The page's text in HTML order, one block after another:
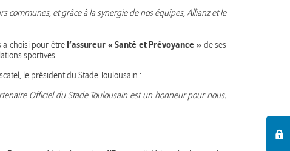
communes, et grâce à la synergie de nos équipes, Allianz et le
a choisi pour être l’assureur « Santé et Prévoyance » de ses
sportives.
le président du Stade Toulousain :
Officiel du Stade Toulousain est un honneur pour nous.